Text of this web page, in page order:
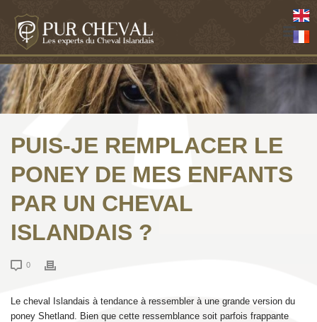
PUIS-JE REMPLACER LE
PONEY DE MES ENFANTS
PAR UN CHEVAL
ISLANDAIS ?
0
Le cheval Islandais à tendance à ressembler à une grande version du
poney Shetland. Bien que cette ressemblance soit parfois frappante